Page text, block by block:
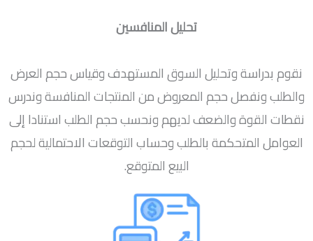
تحليل المنافسين
نقوم بدراسة وتحليل السوق المستهدف وقياس حجم العرض
والطلب ونفصل حجم المعروض من المنتجات المنافسة وندرس
نقطات القوة والضعف لديهم ونحسب حجم الطلب استنادا إلى
العوامل المتحكمة بالطلب وحساب التوقعات الاحتمالية لحجم
البيع المتوقع.